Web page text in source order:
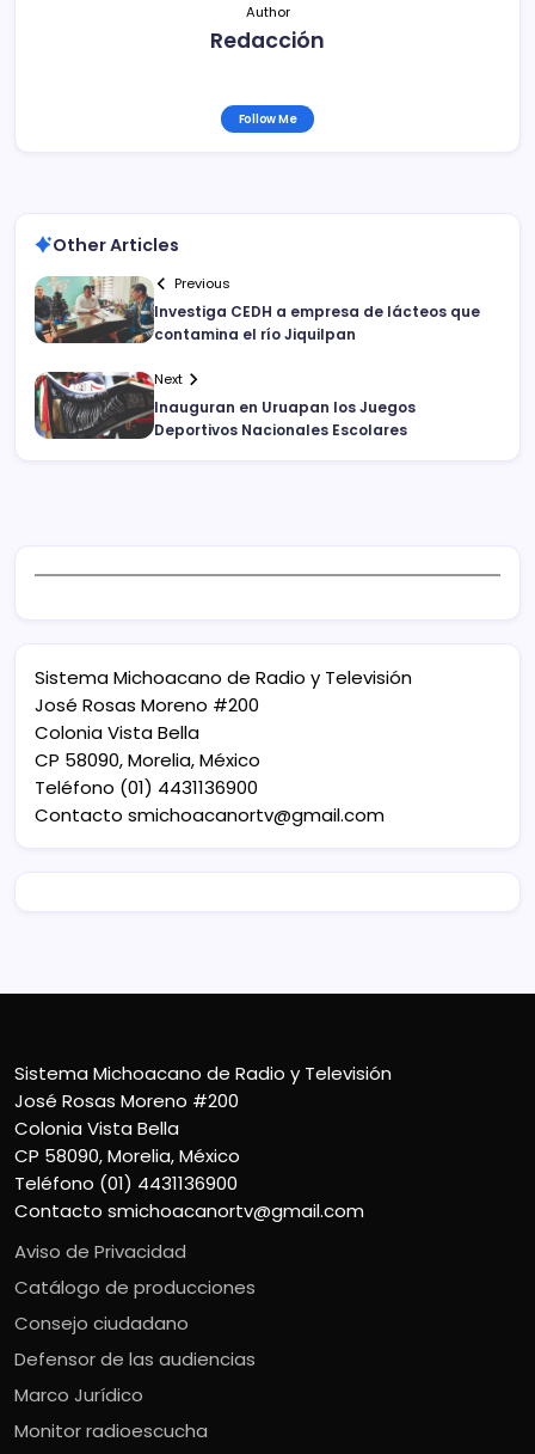
Author
Redacción
Follow Me
Other Articles
Previous
Investiga CEDH a empresa de lácteos que
contamina el río Jiquilpan
Next
Inauguran en Uruapan los Juegos
Deportivos Nacionales Escolares
Sistema Michoacano de Radio y Televisión
José Rosas Moreno #200
Colonia Vista Bella
CP 58090, Morelia, México
Teléfono (01) 4431136900
Contacto smichoacanortv@gmail.com
Sistema Michoacano de Radio y Televisión
José Rosas Moreno #200
Colonia Vista Bella
CP 58090, Morelia, México
Teléfono (01) 4431136900
Contacto smichoacanortv@gmail.com
Aviso de Privacidad
Catálogo de producciones
Consejo ciudadano
Defensor de las audiencias
Marco Jurídico
Monitor radioescucha